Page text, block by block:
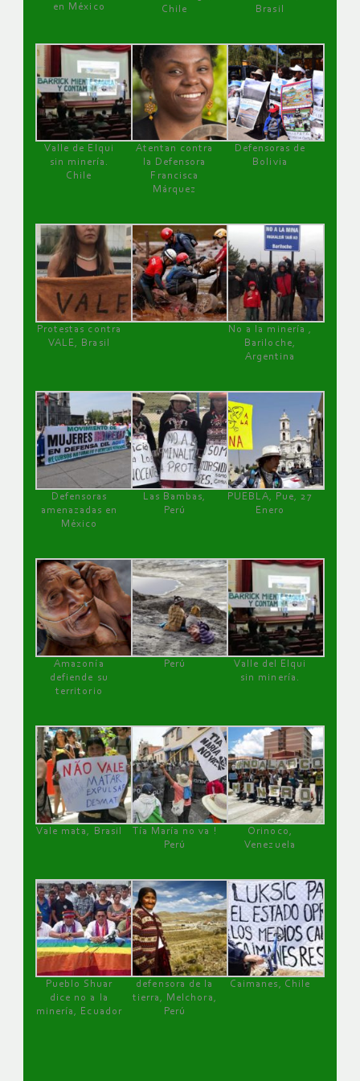
en México
Chile
Brasil
Valle de Elqui
sin minería.
Chile
Atentan contra
la Defensora
Francisca
Márquez
Defensoras de
Bolivia
Protestas contra
VALE, Brasil
No a la minería ,
Bariloche,
Argentina
Defensoras
amenazadas en
México
Las Bambas,
Perú
PUEBLA, Pue, 27
Enero
Amazonía
defiende su
territorio
Perú
Valle del Elqui
sin minería.
Vale mata, Brasil
Tía María no va !
Perú
Orinoco,
Venezuela
Pueblo Shuar
dice no a la
minería, Ecuador
defensora de la
tierra, Melchora,
Perú
Caimanes, Chile